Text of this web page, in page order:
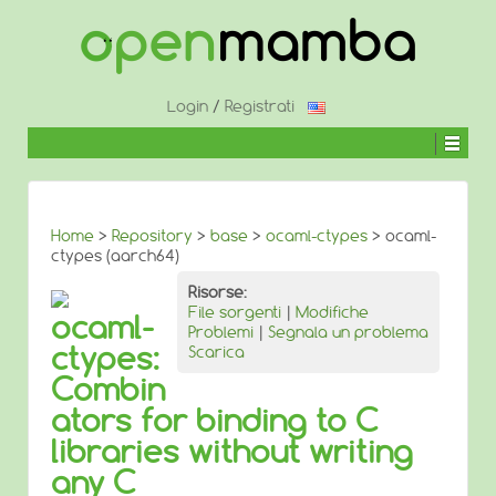
CONTENUTO
Login / Registrati
Home > Repository > base > ocaml-ctypes > ocaml-
ctypes (aarch64)
Risorse:
File sorgenti | Modifiche
Problemi | Segnala un problema
Scarica
ocaml-
ctypes:
Combin
ators for binding to C
libraries without writing
any C